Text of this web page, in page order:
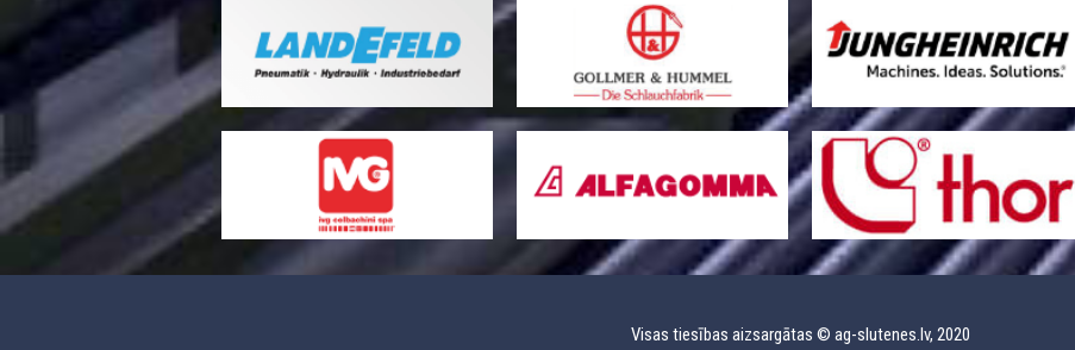
Visas tiesības aizsargātas © ag-slutenes.lv, 2020